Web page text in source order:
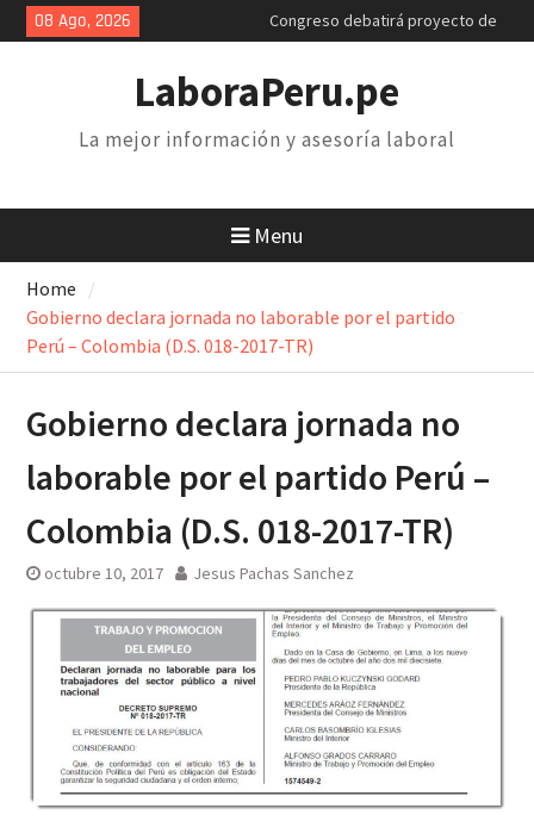
Skip
to
08 Ago, 2026
retiro AFP. Problema y solución
Poder Judicial: sindicatos de
trabajadores anuncian paro y
huelga nacional
inconstitucional de 2 mil soles y
LaboraPeru.pe
La mejor información y asesoría laboral
Menu
Home
Gobierno declara jornada no laborable por el partido
Perú – Colombia (D.S. 018-2017-TR)
Gobierno declara jornada no
laborable por el partido Perú –
Colombia (D.S. 018-2017-TR)
octubre 10, 2017 Jesus Pachas Sanchez